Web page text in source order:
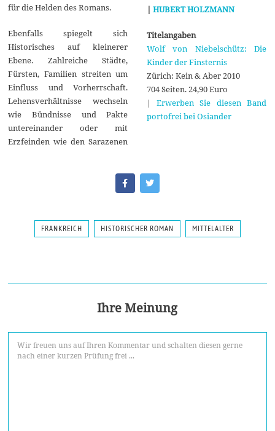
für die Helden des Romans.
Ebenfalls spiegelt sich
Historisches auf kleinerer
Ebene. Zahlreiche Städte,
Fürsten, Familien streiten um
Einfluss und Vorherrschaft.
Lehensverhältnisse wechseln
wie Bündnisse und Pakte
untereinander oder mit
Erzfeinden wie den Sarazenen
| HUBERT HOLZMANN
Titelangaben
Wolf von Niebelschütz: Die
Kinder der Finsternis
Zürich: Kein & Aber 2010
704 Seiten. 24,90 Euro
| Erwerben Sie diesen Band
portofrei bei Osiander
FRANKREICH HISTORISCHER ROMAN MITTELALTER
Ihre Meinung